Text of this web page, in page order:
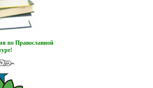
по Православной